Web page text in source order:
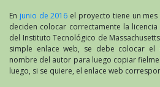
En junio de 2016 el proyecto tiene un
deciden colocar correctamente la
del Instituto Tecnológico de
simple enlace web, se debe colocar
nombre del autor para luego copiar
luego, si se quiere, el enlace web